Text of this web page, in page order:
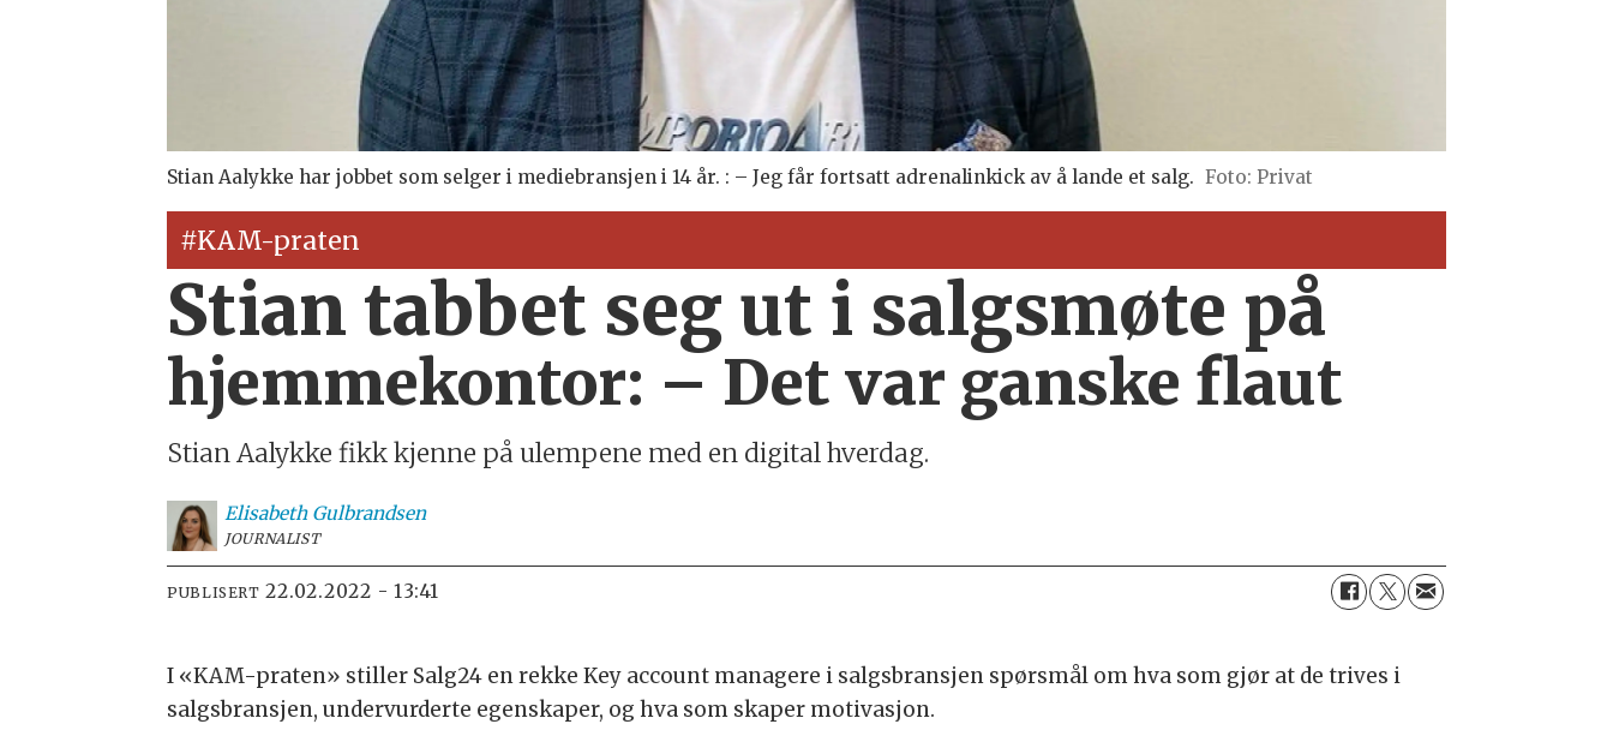
Stian Aalykke har jobbet som selger i mediebransjen i 14 år. : – Jeg får fortsatt adrenalinkick av å lande et salg. Foto: Privat
#KAM-praten
Stian tabbet seg ut i salgsmøte på
hjemmekontor: – Det var ganske flaut
Stian Aalykke fikk kjenne på ulempene med en digital hverdag.
Elisabeth Gulbrandsen
JOURNALIST
PUBLISERT 22.02.2022 - 13:41
I «KAM-praten» stiller Salg24 en rekke Key account managere i salgsbransjen spørsmål om hva som gjør at de trives i
salgsbransjen, undervurderte egenskaper, og hva som skaper motivasjon.